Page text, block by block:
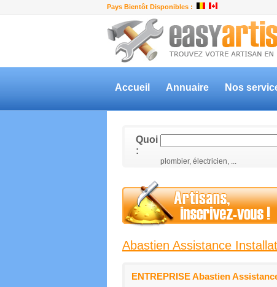
Pays Bientôt Disponibles :
Accueil Annuaire Nos
Quoi
:
plombier, électricien, ...
Abastien Assistance
ENTREPRISE Abastien